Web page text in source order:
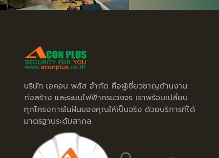
บริษัท เอคอน พลัส จำกัด คือผู้เชี่ยวชาญด้านงาน
ก่อสร้าง และระบบไฟฟ้าครบวงจร เราพร้อมเปลี่ยน
ทุกโครงการในฝันของคุณให้เป็นจริง ด้วยบริการที่ได้
มาตรฐานระดับสากล